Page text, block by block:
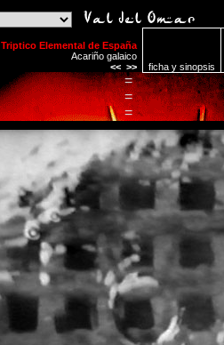
Triptico Elemental de España
Acariño galaico
<< >> ficha y sinopsis
=
=
=